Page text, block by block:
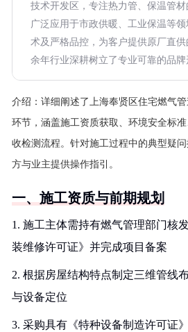
技术开发区，专注热力管、保温管
广泛应用于市政供暖、工业保温等
术及严格品控，为客户提供原厂直
余年行业深耕树立了专业可靠的品牌
介绍： 详细阐述了上海奉贤区住宅燃气
环节，涵盖施工资质获取、环境安全标
收检测流程。针对施工过程中的典型疑
方与业主提供操作指引。
一、施工资质与前期规划
1. 施工主体需持有燃气管理部门核
装维修许可证》并完成项目备案
2. 根据房屋结构特点制定三维管线
与设备定位
3. 采购具有《特种设备制造许可证